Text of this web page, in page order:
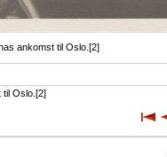
ankomst til Oslo.[2]
til Oslo.[2]